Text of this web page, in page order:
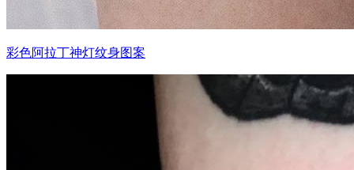
彩色阿拉丁神灯纹身图案